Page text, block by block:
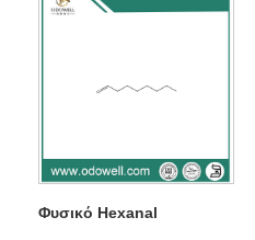
Φυσικό Hexanal